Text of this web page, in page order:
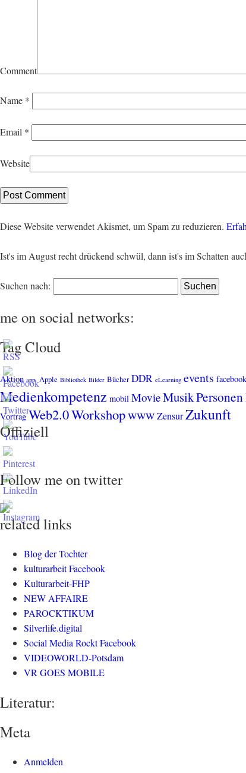
Comment
Name *
Email *
Website
Diese Website verwendet Akismet, um Spam zu reduzieren.
Ist's im August recht drückend schwül, dann ist's im Schatten
Suchen nach:
me on social networks:
Tag Cloud
Aktion app. Apple Bibliothek Bilder Bücher DDR eLearning events facebook
Medienkompetenz mobil MovieMusikPersonen
Vortrag Web2.0WorkshopwwwZensurZukunft
Offiziell
Follow me on twitter
related links
Blog der Tochter
kulturarbeit Facebook
Kulturarbeit-FHP
NEW AFFAIRE
PAROCKTIKUM
Silverlife.digital
Social Media Rockt Facebook
VIDEOWORLD-Potsdam
VR GOES MOBILE
Literatur:
Meta
Anmelden